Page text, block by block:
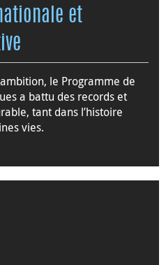
et
le Programme de
a battu des records et
tant dans l’histoire
vies.